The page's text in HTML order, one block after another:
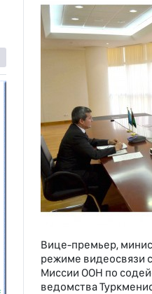
Вице-премьер,
режиме видеосвязи
Миссии ООН по
ведомства